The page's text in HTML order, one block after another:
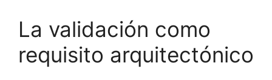
La validación como
requisito arquitectónico